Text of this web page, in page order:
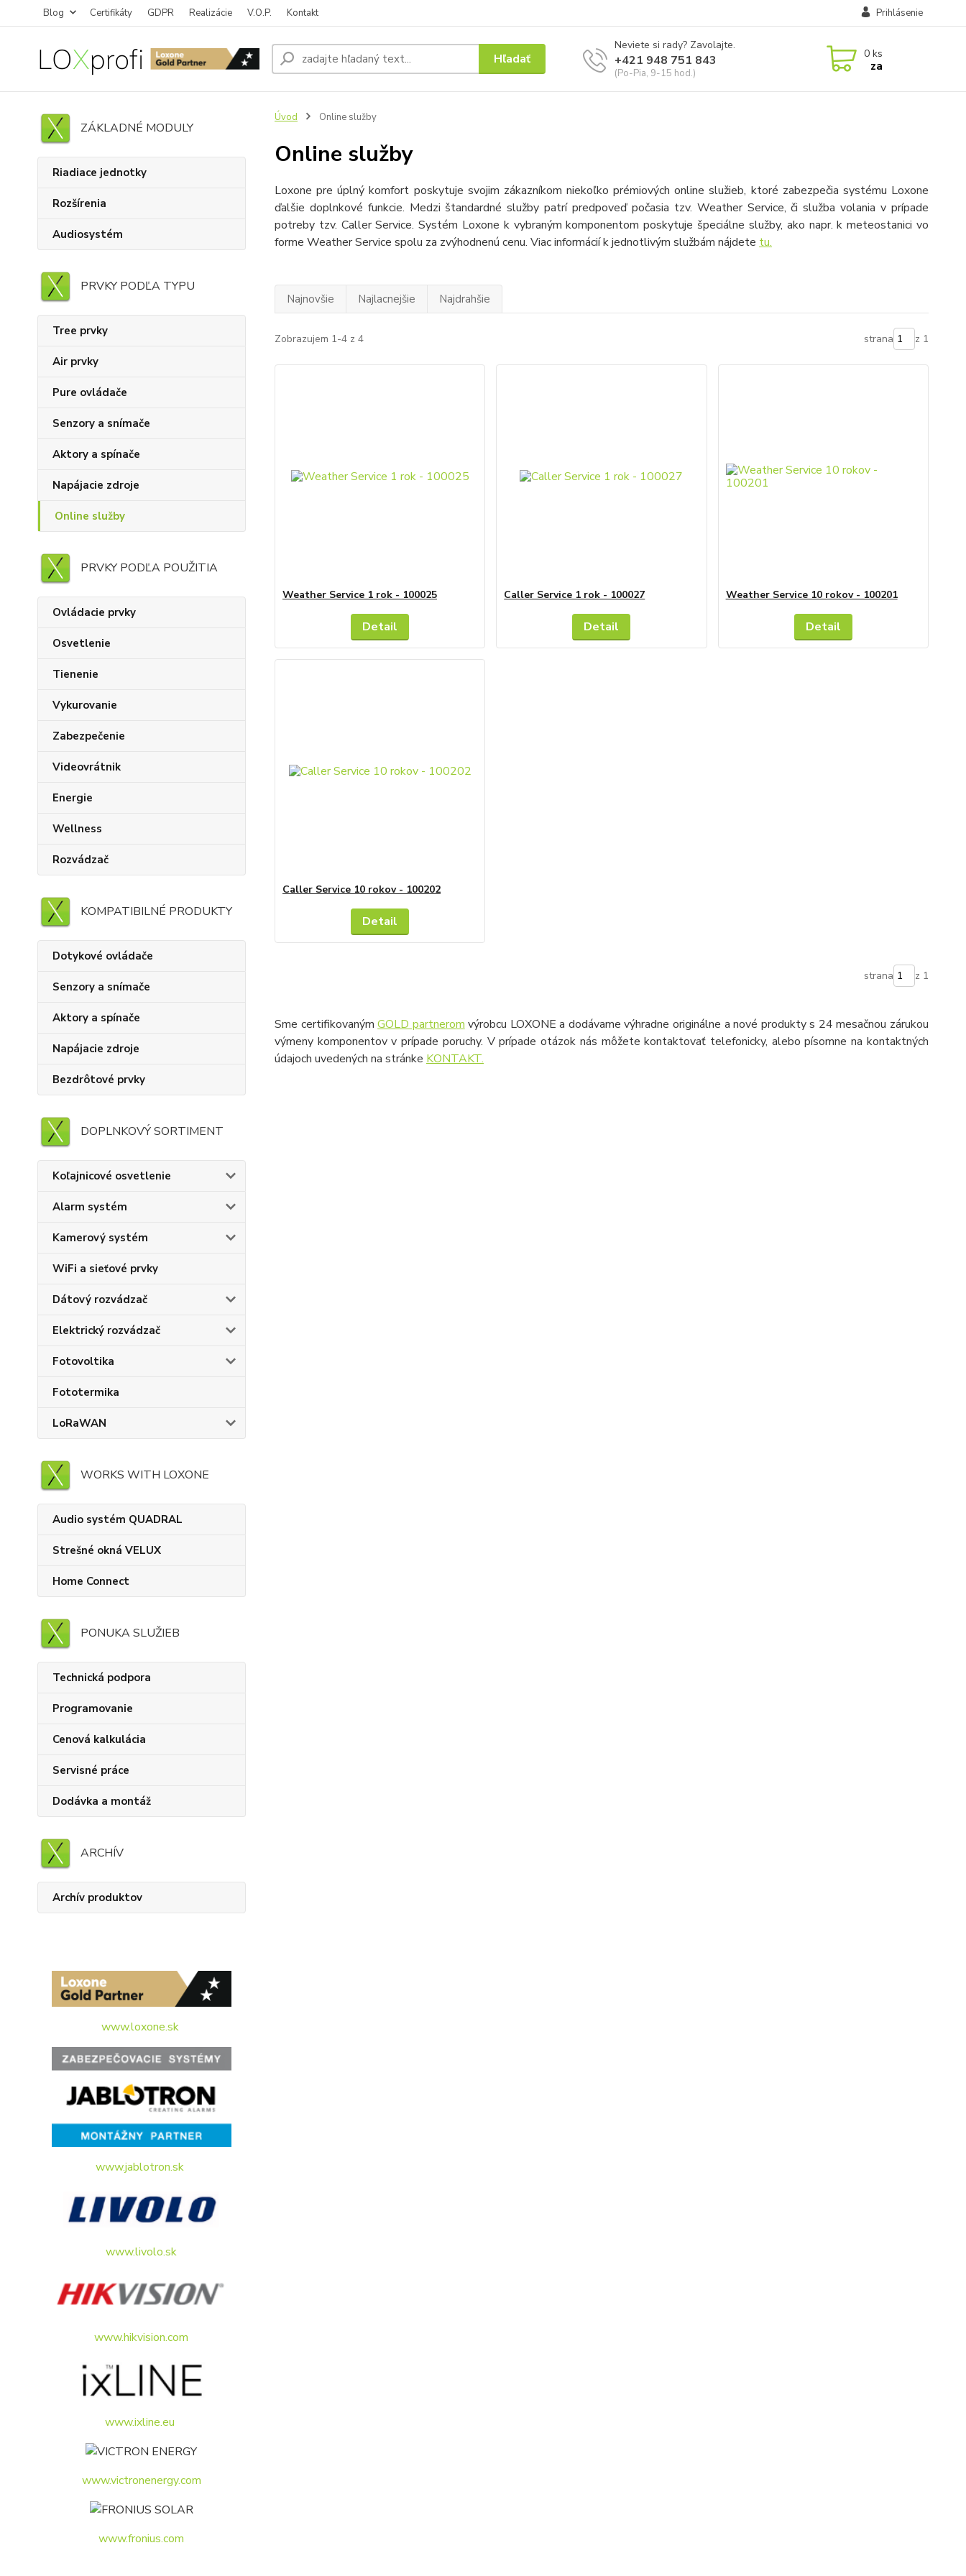
Blog Certifikáty GDPR Realizácie V.O.P. Kontakt Prihlásenie
Hľadať
Neviete si rady? Zavolajte.
+421 948 751 843
(Po-Pia, 9-15 hod.)
0 ks
za
ZÁKLADNÉ MODULY
Riadiace jednotky
Rozšírenia
Audiosystém
PRVKY PODĽA TYPU
Tree prvky
Air prvky
Pure ovládače
Senzory a snímače
Aktory a spínače
Napájacie zdroje
Online služby
PRVKY PODĽA POUŽITIA
Ovládacie prvky
Osvetlenie
Tienenie
Vykurovanie
Zabezpečenie
Videovrátnik
Energie
Wellness
Rozvádzač
KOMPATIBILNÉ PRODUKTY
Dotykové ovládače
Senzory a snímače
Aktory a spínače
Napájacie zdroje
Bezdrôtové prvky
DOPLNKOVÝ SORTIMENT
Koľajnicové osvetlenie
Alarm systém
Kamerový systém
WiFi a sieťové prvky
Dátový rozvádzač
Elektrický rozvádzač
Fotovoltika
Fototermika
LoRaWAN
WORKS WITH LOXONE
Audio systém QUADRAL
Strešné okná VELUX
Home Connect
PONUKA SLUŽIEB
Technická podpora
Programovanie
Cenová kalkulácia
Servisné práce
Dodávka a montáž
ARCHÍV
Archív produktov
www.loxone.sk
www.jablotron.sk
www.livolo.sk
www.hikvision.com
www.ixline.eu
www.victronenergy.com
www.fronius.com
Úvod Online služby
Online služby
Loxone pre úplný komfort poskytuje svojim zákazníkom niekoľko prémiových online služieb, ktoré zabezpečia systému Loxone
ďalšie doplnkové funkcie. Medzi štandardné služby patrí predpoveď počasia tzv. Weather Service, či služba volania v prípade
potreby tzv. Caller Service. Systém Loxone k vybraným komponentom poskytuje špeciálne služby, ako napr. k meteostanici vo
forme Weather Service spolu za zvýhodnenú cenu. Viac informácií k jednotlivým službám nájdete tu.
Najnovšie Najlacnejšie Najdrahšie
Zobrazujem 1-4 z 4 strana z 1
Weather Service 1 rok - 100025
Detail
Caller Service 1 rok - 100027
Detail
Weather Service 10 rokov - 100201
Detail
Caller Service 10 rokov - 100202
Detail
strana z 1
Sme certifikovanýmGOLD partnerom výrobcu LOXONE a dodávame výhradne originálne a nové produkty s 24 mesačnou zárukou
výmeny komponentov v prípade poruchy. V prípade otázok nás môžete kontaktovať telefonicky, alebo písomne na kontaktných
údajoch uvedených na stránke KONTAKT.